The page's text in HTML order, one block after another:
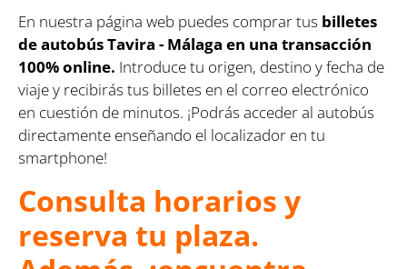
En nuestra página web puedes comprar tus billetes
de autobús Tavira - Málaga en una transacción
100% online. Introduce tu origen, destino y fecha de
viaje y recibirás tus billetes en el correo electrónico
en cuestión de minutos. ¡Podrás acceder al autobús
directamente enseñando el localizador en tu
smartphone!
Consulta horarios y
reserva tu plaza.